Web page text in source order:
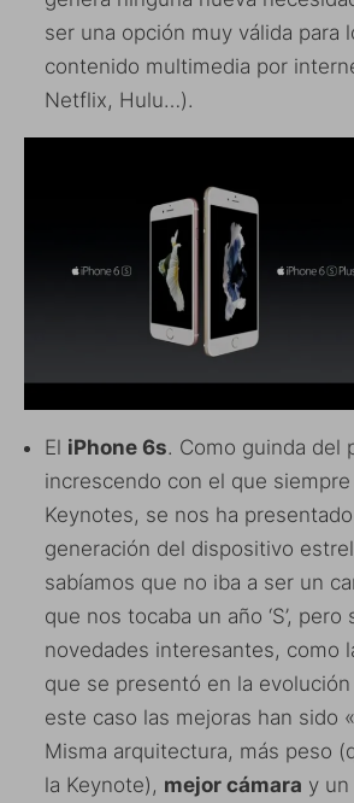
ser una opción muy válida para
contenido multimedia por
Netflix, Hulu…).
El iPhone 6s. Como guinda del
increscendo con el que
Keynotes, se nos ha
generación del dispositivo
sabíamos que no iba a ser un
que nos tocaba un año ‘S’,
novedades interesantes, como
que se presentó en la evolución
este caso las mejoras han sido
Misma arquitectura, más peso
la Keynote), mejor cámara y un